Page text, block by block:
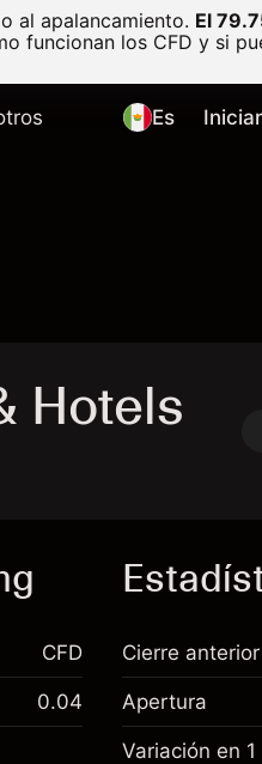
al apalancamiento. El
funcionan los CFD y si
Es
Hotels
para
CFD
0.04
Cierre anterior
Apertura
Variación en 1